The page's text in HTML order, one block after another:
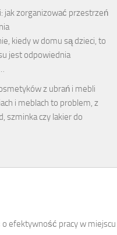
jak zorganizować przestrzeń
kiedy w domu są dzieci, to
jest odpowiednia
z ubrań i mebli
i meblach to problem, z
szminka czy lakier do
o efektywność pracy w miejscu